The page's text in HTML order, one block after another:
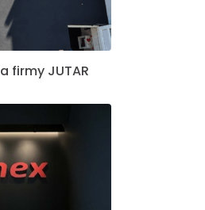
firmy JUTAR